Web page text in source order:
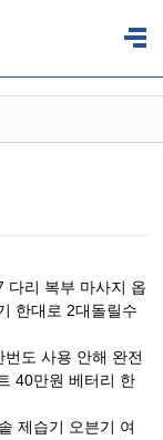
다리 복부 마사지 옵
한대로 2대돌릴수
도 사용 안해 완전
40만원 베터리 한
제습기 오븐기 여